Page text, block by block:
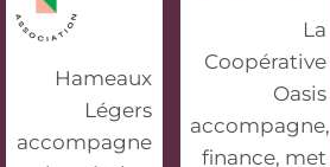
Hameaux
Légers
accompagne
La
Coopérative
Oasis
accompagne,
finance, met